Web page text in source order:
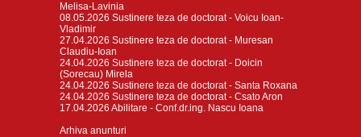
Melisa-Lavinia
08.05.2026 Sustinere teza de doctorat - Voicu Ioan-
Vladimir
27.04.2026 Sustinere teza de doctorat - Muresan
Claudiu-Ioan
24.04.2026 Sustinere teza de doctorat - Doicin
(Sorecau) Mirela
24.04.2026 Sustinere teza de doctorat - Santa Roxana
24.04.2026 Sustinere teza de doctorat - Csato Aron
17.04.2026 Abilitare - Conf.dr.ing. Nascu Ioana
Arhiva anunturi